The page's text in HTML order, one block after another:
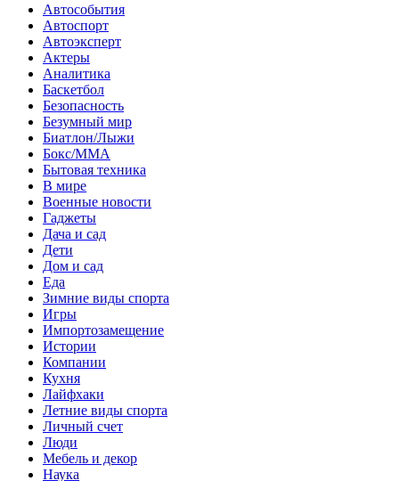
Автособытия
Автоспорт
Автоэксперт
Актеры
Аналитика
Баскетбол
Безопасность
Безумный мир
Биатлон/Лыжи
Бокс/MMA
Бытовая техника
В мире
Военные новости
Гаджеты
Дача и сад
Дети
Дом и сад
Еда
Зимние виды спорта
Игры
Импортозамещение
Истории
Компании
Кухня
Лайфхаки
Летние виды спорта
Личный счет
Люди
Мебель и декор
Наука